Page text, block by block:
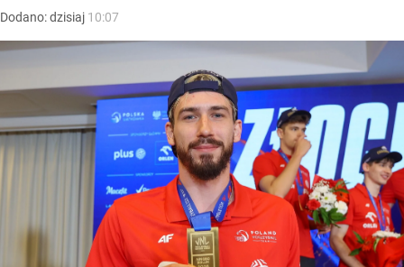
Dodano:dzisiaj 10:07